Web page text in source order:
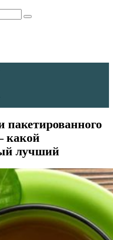
пакетированного
какой
лучший